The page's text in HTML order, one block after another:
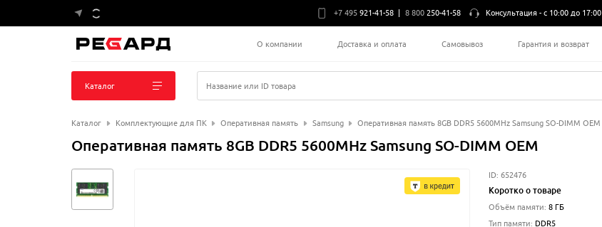
+7 495 921-41-58 8 800 250-41-58 Консультация -с 10:00 до 17:00
О компании Доставка и оплата Самовывоз Гарантия и возврат
Каталог Название или ID товара
Каталог Комплектующие для ПК Оперативная память Samsung Оперативная память 8GB DDR5 5600MHz Samsung SO-DIMM OEM
Оперативная память 8GB DDR5 5600MHz Samsung SO-DIMM OEM
ID: 652476
Коротко о товаре
Объём памяти: 8 ГБ
Тип памяти: DDR5